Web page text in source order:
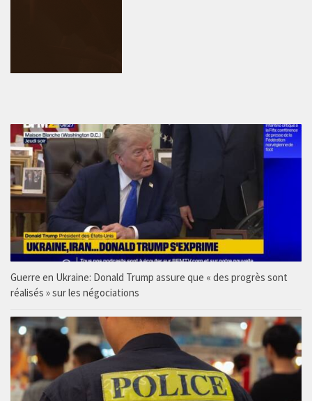
Guerre en Ukraine: Donald Trump assure que « des progrès sont
réalisés » sur les négociations